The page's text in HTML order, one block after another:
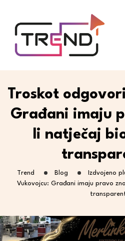
Troskot
Građani imaju
li natječaj
Trend Blog Izdvojeno
Vukovojcu: Građani imaju pravo